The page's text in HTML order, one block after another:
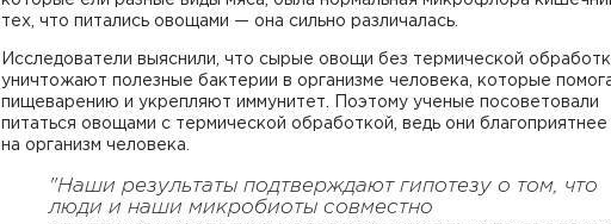
тех, что питались овощами — она сильно различалась.
Исследователи выяснили, что сырые овощи без термической
уничтожают полезные бактерии в организме человека, которые
пищеварению и укрепляют иммунитет. Поэтому ученые посоветовали
питаться овощами с термической обработкой, ведь они
на организм человека.
"Наши результаты подтверждают гипотезу о том, что
люди и наши микробиоты совместно